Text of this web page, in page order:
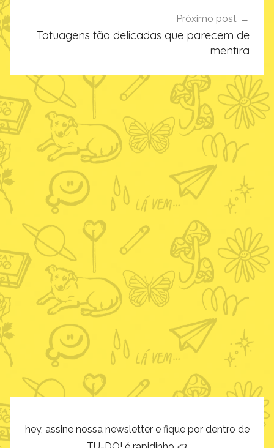
Próximo post
Tatuagens tão delicadas que parecem de
mentira
hey, assine nossa newsletter e fique por dentro de